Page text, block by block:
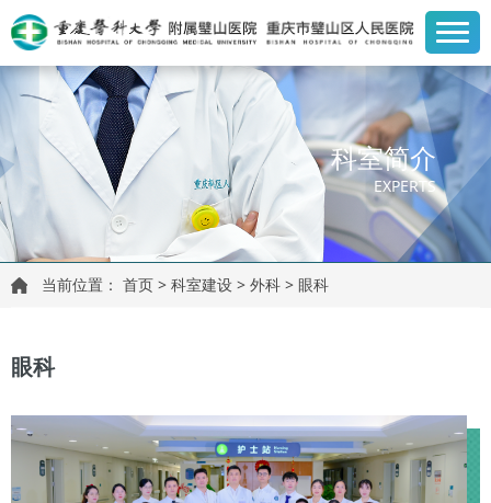
科室简介
EXPERTS
当前位置： 首页 > 科室建设 > 外科 > 眼科
眼科